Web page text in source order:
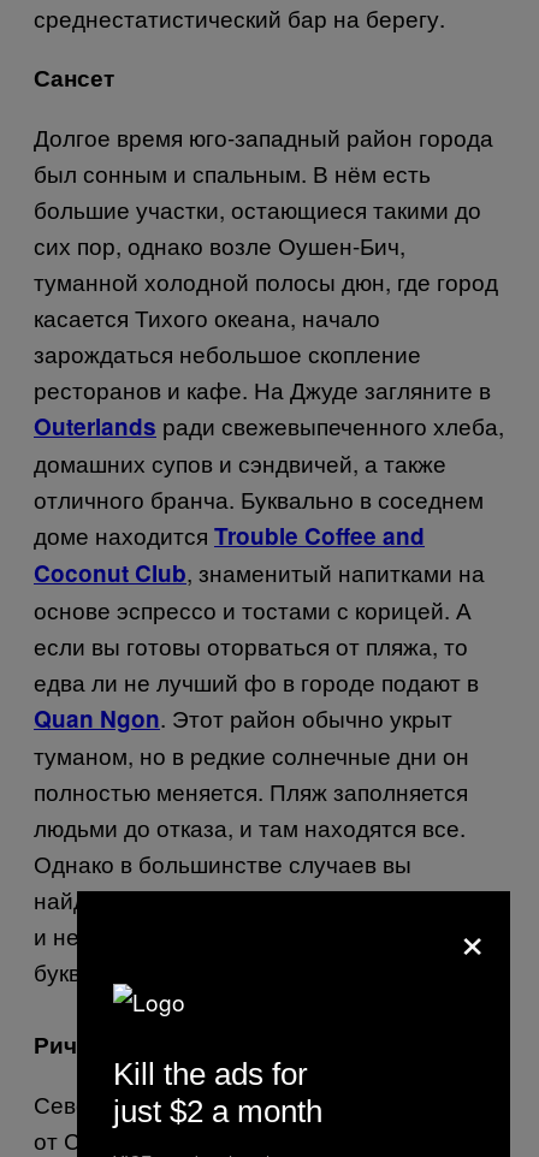
среднестатистический бар на берегу.
Сансет
Долгое время юго-западный район города
был сонным и спальным. В нём есть
большие участки, остающиеся такими до
сих пор, однако возле Оушен-Бич,
туманной холодной полосы дюн, где город
касается Тихого океана, начало
зарождаться небольшое скопление
ресторанов и кафе. На Джуде загляните в
Outerlands ради свежевыпеченного хлеба,
домашних супов и сэндвичей, а также
отличного бранча. Буквально в соседнем
доме находится Trouble Coffee and
Coconut Club, знаменитый напитками на
основе эспрессо и тостами с корицей. А
если вы готовы оторваться от пляжа, то
едва ли не лучший фо в городе подают в
Quan Ngon. Этот район обычно укрыт
туманом, но в редкие солнечные дни он
полностью меняется. Пляж заполняется
людьми до отказа, и там находятся все.
Однако в большинстве случаев вы
найдёте там несколько человек сёрферов
и несколько старых хиппи у холодной,
буквально ледяной воды.
Ричмонд
Северо-западный район, который отделён
от Сансет парком «Золотые ворота», – это
×
Kill the ads for
just $2 a month